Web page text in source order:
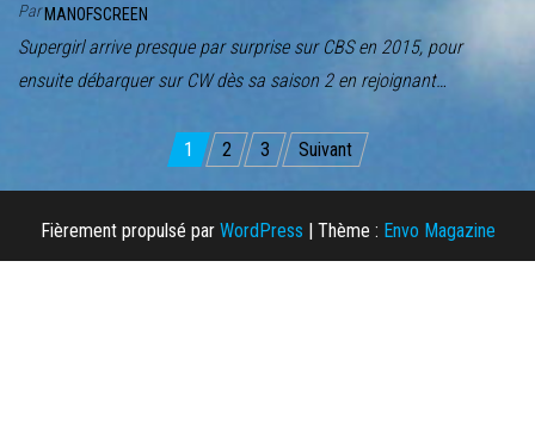
ParMANOFSCREEN
Supergirl arrive presque par surprise sur CBS en 2015, pour
ensuite débarquer sur CW dès sa saison 2 en rejoignant…
Pagination
des
publications
1 2 3 Suivant
Fièrement propulsé par WordPress | Thème : Envo Magazine